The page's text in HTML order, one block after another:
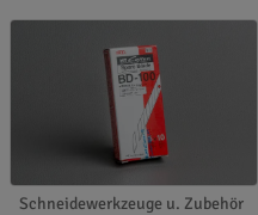
Schneidewerkzeuge u. Zubehör